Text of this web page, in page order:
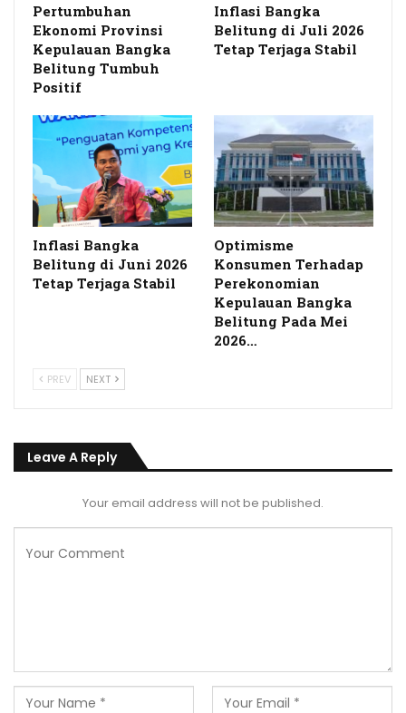
Pertumbuhan
Ekonomi Provinsi
Kepulauan Bangka
Belitung Tumbuh
Positif
Inflasi Bangka
Belitung di Juli 2026
Tetap Terjaga Stabil
Inflasi Bangka
Belitung di Juni 2026
Tetap Terjaga Stabil
Optimisme
Konsumen Terhadap
Perekonomian
Kepulauan Bangka
Belitung Pada Mei
2026…
PREV NEXT
Leave A Reply
Your email address will not be published.